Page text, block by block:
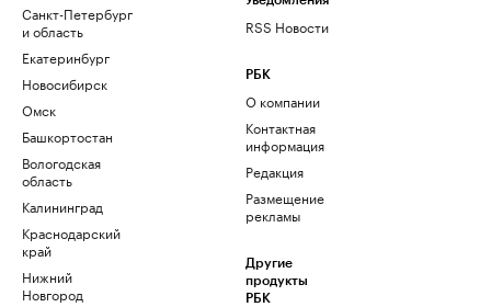
Санкт-Петербург
и область
Екатеринбург
Новосибирск
Омск
Башкортостан
Вологодская
область
Калининград
Краснодарский
край
Нижний
Новгород
RSS Новости
РБК
О компании
Контактная
информация
Редакция
Размещение
рекламы
Другие
продукты
РБК